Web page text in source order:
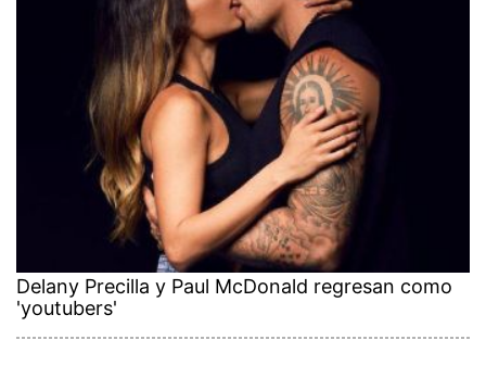
Delany Precilla y Paul McDonald regresan como
'youtubers'